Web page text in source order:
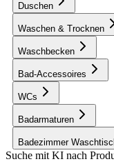
Duschen
Waschen & Trocknen
Waschbecken
Bad-Accessoires
WCs
Badarmaturen
Badezimmer
Suche mit KI nach